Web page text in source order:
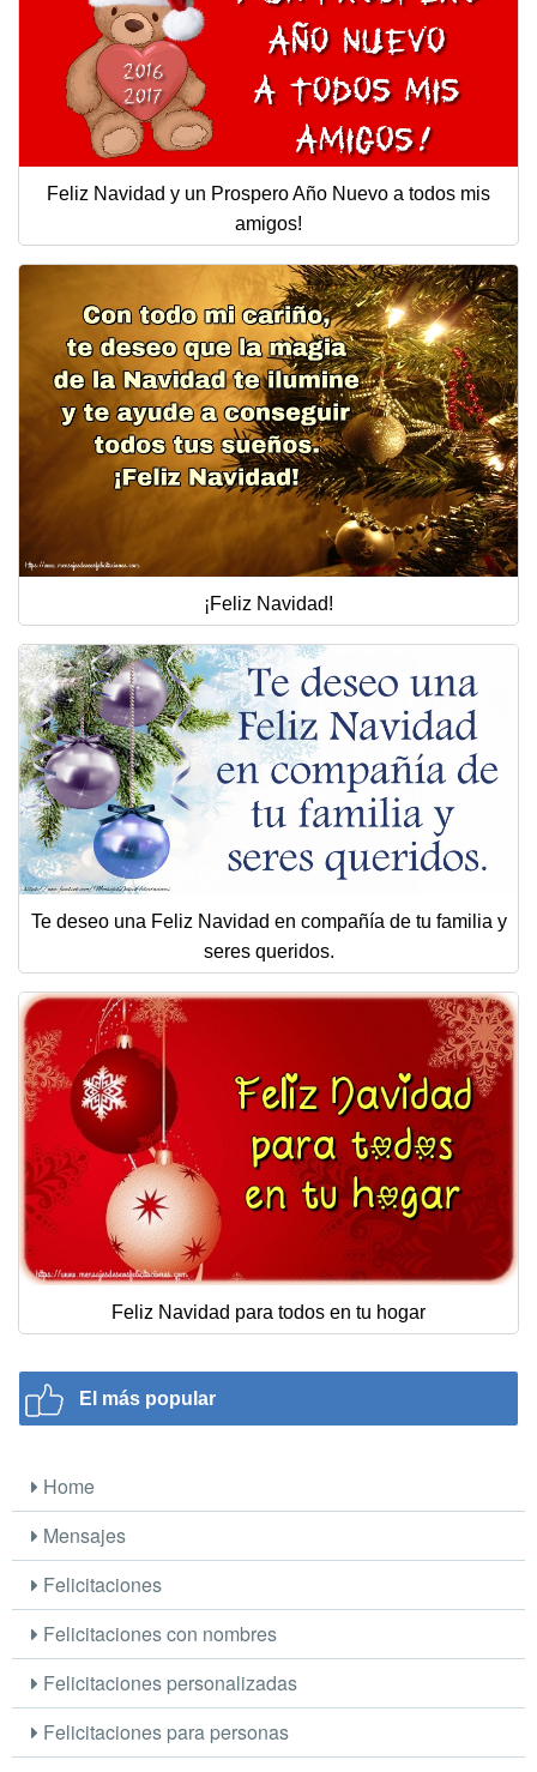
Feliz Navidad y un Prospero Año Nuevo a todos mis
amigos!
¡Feliz Navidad!
Te deseo una Feliz Navidad en compañía de tu familia y
seres queridos.
Feliz Navidad para todos en tu hogar
El más popular
Home
Mensajes
Felicitaciones
Felicitaciones con nombres
Felicitaciones personalizadas
Felicitaciones para personas